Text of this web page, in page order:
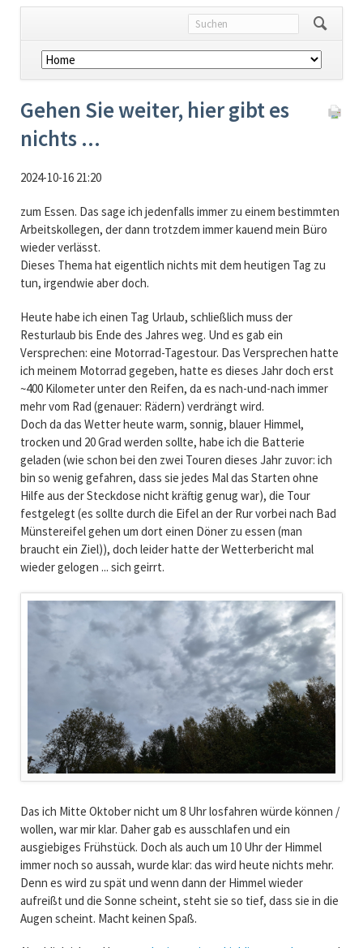
Navigation
überspringen
Gehen Sie weiter, hier gibt es
nichts ...
2024-10-16 21:20
zum Essen. Das sage ich jedenfalls immer zu einem bestimmten
Arbeitskollegen, der dann trotzdem immer kauend mein Büro
wieder verlässt.
Dieses Thema hat eigentlich nichts mit dem heutigen Tag zu
tun, irgendwie aber doch.
Heute habe ich einen Tag Urlaub, schließlich muss der
Resturlaub bis Ende des Jahres weg. Und es gab ein
Versprechen: eine Motorrad-Tagestour. Das Versprechen hatte
ich meinem Motorrad gegeben, hatte es dieses Jahr doch erst
~400 Kilometer unter den Reifen, da es nach-und-nach immer
mehr vom Rad (genauer: Rädern) verdrängt wird.
Doch da das Wetter heute warm, sonnig, blauer Himmel,
trocken und 20 Grad werden sollte, habe ich die Batterie
geladen (wie schon bei den zwei Touren dieses Jahr zuvor: ich
bin so wenig gefahren, dass sie jedes Mal das Starten ohne
Hilfe aus der Steckdose nicht kräftig genug war), die Tour
festgelegt (es sollte durch die Eifel an der Rur vorbei nach Bad
Münstereifel gehen um dort einen Döner zu essen (man
braucht ein Ziel)), doch leider hatte der Wetterbericht mal
wieder gelogen ... sich geirrt.
Das ich Mitte Oktober nicht um 8 Uhr losfahren würde können /
wollen, war mir klar. Daher gab es ausschlafen und ein
ausgiebiges Frühstück. Doch als auch um 10 Uhr der Himmel
immer noch so aussah, wurde klar: das wird heute nichts mehr.
Denn es wird zu spät und wenn dann der Himmel wieder
aufreißt und die Sonne scheint, steht sie so tief, dass sie in die
Augen scheint. Macht keinen Spaß.